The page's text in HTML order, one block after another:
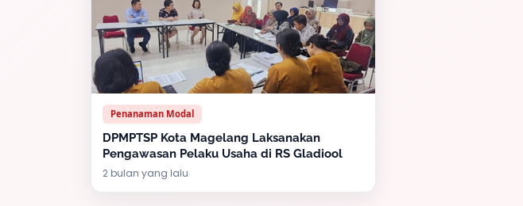
Penanaman Modal
DPMPTSP Kota Magelang Laksanakan
Pengawasan Pelaku Usaha di RS Gladiool
2 bulan yang lalu